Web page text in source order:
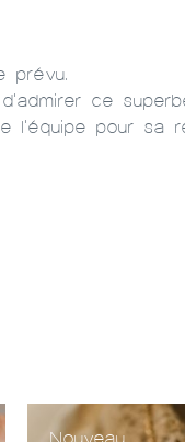
prévu.
ce
pour sa